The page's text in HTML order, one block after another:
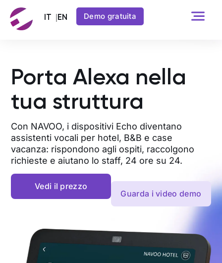
Demo gratuita
Porta Alexa nella
tua struttura
Con NAVOO, i dispositivi Echo diventano
assistenti vocali per hotel, B&B e case
vacanza: rispondono agli ospiti, raccolgono
richieste e aiutano lo staff, 24 ore su 24.
Vedi il prezzo
Guarda i video demo